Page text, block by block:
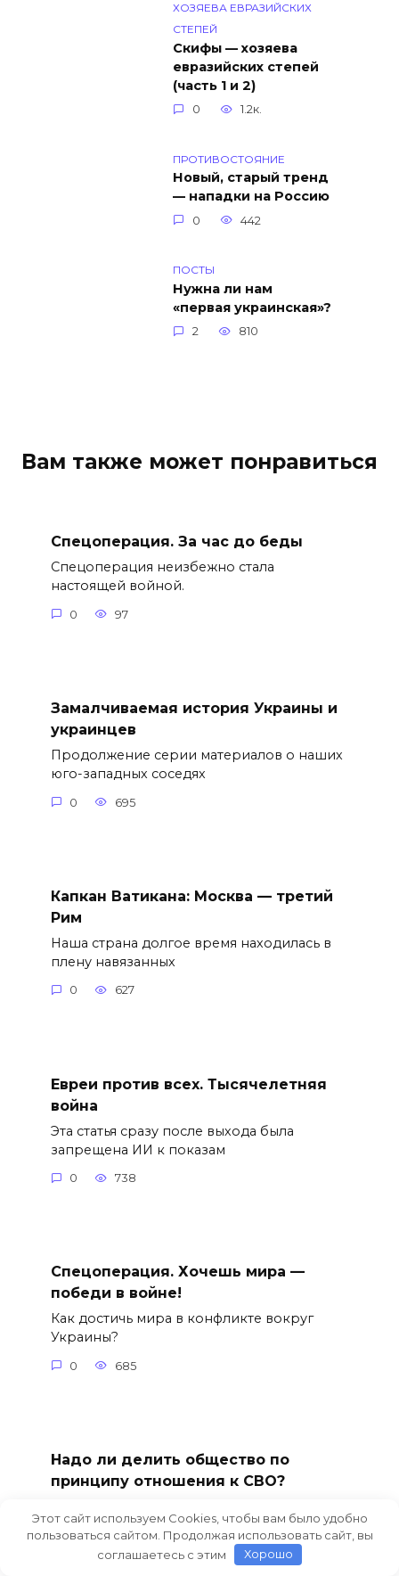
ХОЗЯЕВА ЕВРАЗИЙСКИХ
СТЕПЕЙ
Скифы — хозяева
евразийских степей
(часть 1 и 2)
0 1.2к.
ПРОТИВОСТОЯНИЕ
Новый, старый тренд
— нападки на Россию
0 442
ПОСТЫ
Нужна ли нам
«первая украинская»?
2 810
Вам также может понравиться
Спецоперация. За час до беды
Спецоперация неизбежно стала
настоящей войной.
0 97
Замалчиваемая история Украины и
украинцев
Продолжение серии материалов о наших
юго-западных соседях
0 695
Капкан Ватикана: Москва — третий
Рим
Наша страна долгое время находилась в
плену навязанных
0 627
Евреи против всех. Тысячелетняя
война
Эта статья сразу после выхода была
запрещена ИИ к показам
0 738
Спецоперация. Хочешь мира —
победи в войне!
Как достичь мира в конфликте вокруг
Украины?
0 685
Надо ли делить общество по
принципу отношения к СВО?
другие варианты?
457
Этот сайт используем Cookies, чтобы вам было удобно
пользоваться сайтом. Продолжая использовать сайт, вы
соглашаетесь с этим
Хорошо